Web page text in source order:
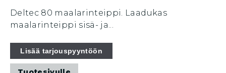
Deltec 80 maalarinteippi. Laadukas
maalarinteippi sisä- ja...
Lisää tarjouspyyntöön
tuotteella